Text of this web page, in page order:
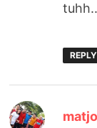
tuhh..
REPLY